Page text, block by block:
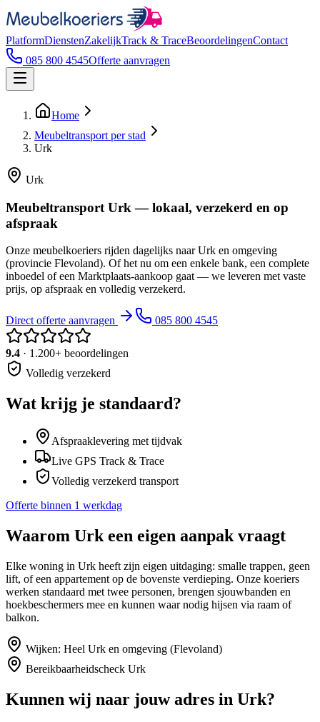
PlatformDienstenZakelijkTrack & TraceBeoordelingenContact
085 800 4545Offerte aanvragen
Home
Meubeltransport per stad
Urk
Urk
Meubeltransport Urk — lokaal, verzekerd en op
afspraak
Onze meubelkoeriers rijden dagelijks naar Urk en omgeving
(provincie Flevoland). Of het nu om een enkele bank, een complete
inboedel of een Marktplaats-aankoop gaat — we leveren met vaste
prijs, op afspraak en volledig verzekerd.
Direct offerte aanvragen 085 800 4545
9.4 · 1.200+ beoordelingen
Volledig verzekerd
Wat krijg je standaard?
Afspraaklevering met tijdvak
Live GPS Track & Trace
Volledig verzekerd transport
Offerte binnen 1 werkdag
Waarom Urk een eigen aanpak vraagt
Elke woning in Urk heeft zijn eigen uitdaging: smalle trappen, geen
lift, of een appartement op de bovenste verdieping. Onze koeriers
werken standaard met twee personen, brengen sjouwbanden en
hoekbeschermers mee en kunnen waar nodig hijsen via raam of
balkon.
Wijken: Heel Urk en omgeving (Flevoland)
Bereikbaarheidscheck Urk
Kunnen wij naar jouw adres in Urk?